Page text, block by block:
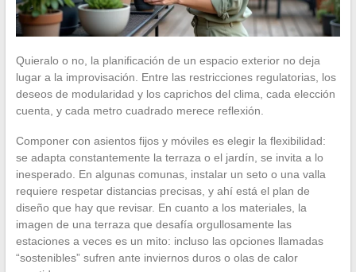
Quieralo o no, la planificación de un espacio exterior no deja
lugar a la improvisación. Entre las restricciones regulatorias, los
deseos de modularidad y los caprichos del clima, cada elección
cuenta, y cada metro cuadrado merece reflexión.
Componer con asientos fijos y móviles es elegir la flexibilidad:
se adapta constantemente la terraza o el jardín, se invita a lo
inesperado. En algunas comunas, instalar un seto o una valla
requiere respetar distancias precisas, y ahí está el plan de
diseño que hay que revisar. En cuanto a los materiales, la
imagen de una terraza que desafía orgullosamente las
estaciones a veces es un mito: incluso las opciones llamadas
“sostenibles” sufren ante inviernos duros o olas de calor